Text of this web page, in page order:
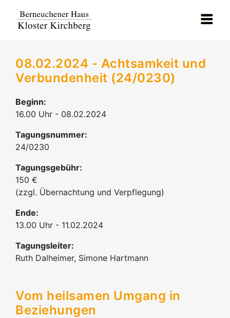
08.02.2024 - Achtsamkeit und
Verbundenheit (24/0230)
Beginn:
16.00 Uhr - 08.02.2024
Tagungsnummer:
24/0230
Tagungsgebühr:
150 €
(zzgl. Übernachtung und Verpflegung)
Ende:
13.00 Uhr - 11.02.2024
Tagungsleiter:
Ruth Dalheimer, Simone Hartmann
Vom heilsamen Umgang in
Beziehungen